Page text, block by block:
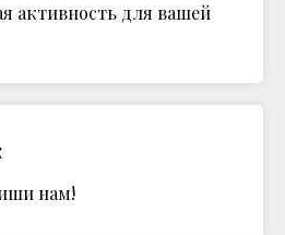
активность для вашей
нам!